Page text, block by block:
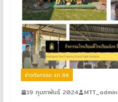
ข่าวกิจกรรม ธท 66
19 กุมภาพันธ์ 2024 MTT_admin